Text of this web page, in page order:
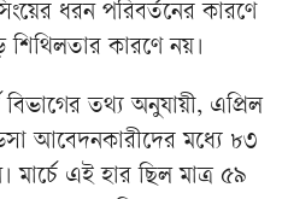
ধরন পরিবর্তনের কারণে
কারণে নয়।
বিভাগের তথ্য অনুযায়ী, এপ্রিল
আবেদনকারীদের মধ্যে ৮৩
এই হার ছিল মাত্র ৫৯